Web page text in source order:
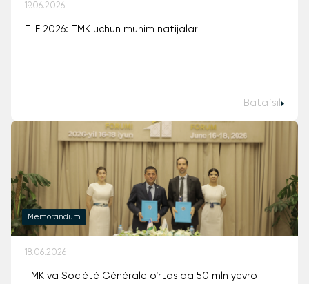
19.06.2026
TIIF 2026: TMK uchun muhim natijalar
Batafsil
Memorandum
18.06.2026
TMK va Société Générale o‘rtasida 50 mln yevro